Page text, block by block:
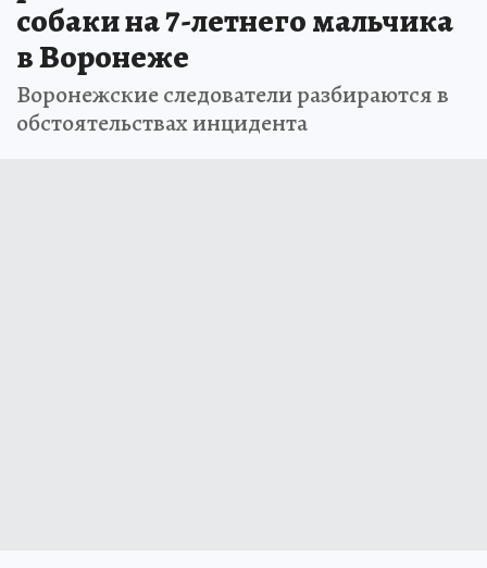
собаки на 7-летнего мальчика
в Воронеже
Воронежские следователи разбираются в
обстоятельствах инцидента